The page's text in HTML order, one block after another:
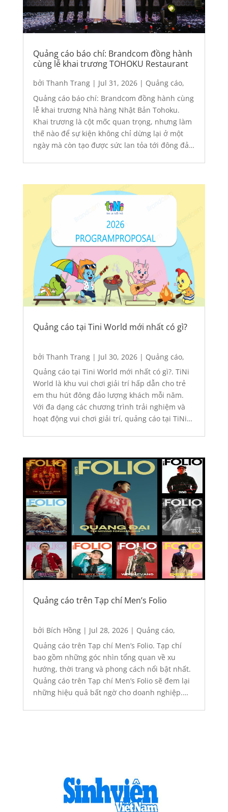
Quảng cáo báo chí: Brandcom đồng hành
cùng lễ khai trương TOHOKU Restaurant
bởi Thanh Trang| Jul 31, 2026| Quảng cáo,
Quảng cáo báo điện tử
Quảng cáo báo chí: Brandcom đồng hành cùng
lễ khai trương Nhà hàng Nhật Bản Tohoku.
Khai trương là cột mốc quan trọng, nhưng làm
thế nào để sự kiện không chỉ dừng lại ở một
ngày mà còn tạo được sức lan tỏa tới đông đảo
Quảng cáo tại Tini World mới nhất có gì?
bởi Thanh Trang| Jul 30, 2026| Quảng cáo,
Responsive
Quảng cáo tại Tini World mới nhất có gì?. TiNi
World là khu vui chơi giải trí hấp dẫn cho trẻ
em thu hút đông đảo lượng khách mỗi năm.
Với đa dạng các chương trình trải nghiệm và
hoạt động vui chơi giải trí, quảng cáo tại TiNi
Quảng cáo trên Tạp chí Men’s Folio
bởi Bích Hồng| Jul 28, 2026| Quảng cáo,
Quảng cáo báo giấy
Quảng cáo trên Tạp chí Men’s Folio. Tạp chí
bao gồm những góc nhìn tổng quan về xu
hướng, thời trang và phong cách nổi bật nhất.
Quảng cáo trên Tạp chí Men’s Folio sẽ đem lại
những hiệu quả bất ngờ cho doanh nghiệp.